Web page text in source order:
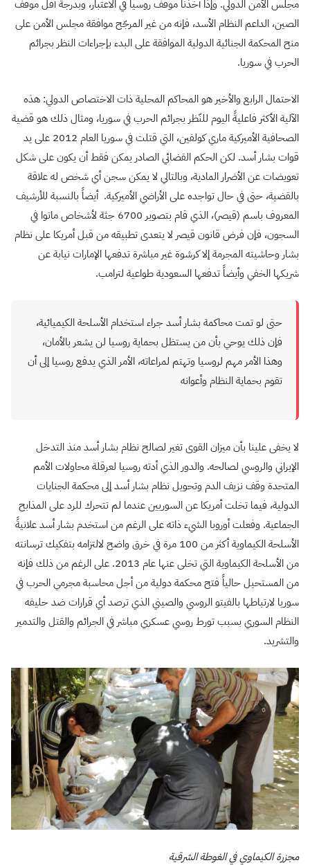
مجلس الأمن الدولي. وإذا أخذنا موقف روسيا في الاعتبار، وبدرجة أقل موقف
الصين، الداعم النظام الأسد، فإنه من غير المرجّح موافقة مجلس الأمن على
منح المحكمة الجنائية الدولية الموافقة على البدء بإجراءات النظر بجرائم
الحرب في سوريا.
الاحتمال الرابع والأخير هو المحاكم المحلية ذات الاختصاص الدولي: هذه
الآلية الأكثر فاعليةً اليوم للنّظر بجرائم الحرب في سوريا، ومثال ذلك هو قضية
الصحافية الأميركية ماري كولفين، التي قتلت في سوريا العام 2012 على يد
قوات بشار أسد. لكن الحكم القضائي الصادر يمكن فقط أن يكون على شكل
تعويضات عن الأضرار المادية، وبالتالي لا يمكن سجن أي شخص له علاقة
بالقضية، حتى في حال تواجده على الأراضي الأميركية. أيضاً بالنسبة للأرشيف
المعروف باسم (قيصر)، الذي قام بتصوير 6700 جثة لأشخاص ماتوا في
السجون، فإن فرض قانون قيصر لا يتعدى تطبيقه من قبل أمريكا على نظام
بشار وحاشيته المجرمة إلا كرشوة غير مباشرة تدفعها الإمارات نيابة عن
شريكها الخفي وأيضاً تدفعها السعودية طواعية لترامب.
حتى لو تمت محاكمة بشار أسد جراء استخدام الأسلحة الكيميائية،
فإن ذلك يوحي بأن من يستظل بحماية روسيا لن يشعر بالأمان،
وهذا الأمر مهم لروسيا وتهتم لمراعاته، الأمر الذي يدفع روسيا إلى أن
تقوم بحماية النظام وأعوانه
لا يخفى علينا بأن ميزان القوى تغير لصالح نظام بشار أسد منذ التدخل
الإيراني والروسي لصالحه. والدور الذي أدته روسيا لعرقلة محاولات الأمم
المتحدة وقف نزيف الدم وتحويل نظام بشار أسد إلى محكمة الجنايات
الدولية، فيما تخلت أمريكا عن السوريين عندما لم تتحرك للرد على المذابح
الجماعية. وفعلت أوروبا الشيء ذاته على الرغم من استخدم بشار أسد علانيةً
الأسلحة الكيماوية أكثر من 100 مرة في خرق واضح لالتزامه بتفكيك ترسانته
من الأسلحة الكيماوية التي تخلى عنها عام 2013. على الرغم من ذلك فإنه
من المستحيل حالياً فتح محكمة دولية من أجل محاسبة مجرمي الحرب في
سوريا لارتباطها بالفيتو الروسي والصيني الذي ترصد أي قرارات ضد حليفه
النظام السوري بسبب تورط روسي عسكري مباشر في الجرائم والقتل والتدمير
والتشريد.
مجزرة الكيماوي في الغوطة الشرقية